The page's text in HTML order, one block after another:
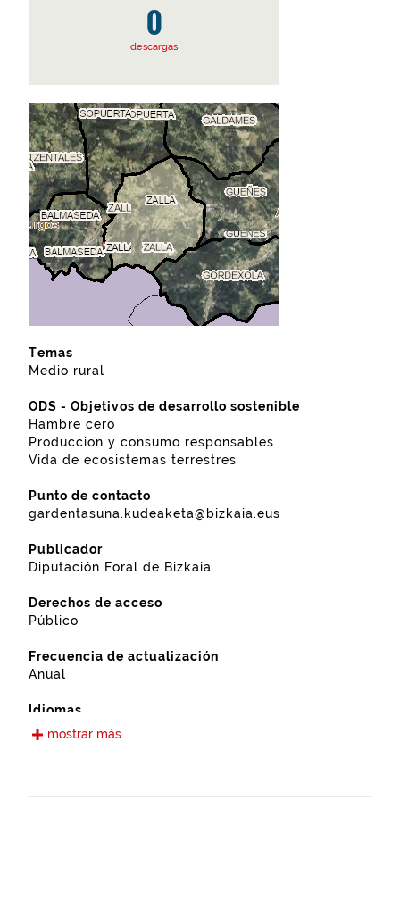
0
descargas
Temas
Medio rural
ODS - Objetivos de desarrollo sostenible
Hambre cero
Produccion y consumo responsables
Vida de ecosistemas terrestres
Punto de contacto
gardentasuna.kudeaketa@bizkaia.eus
Publicador
Diputación Foral de Bizkaia
Derechos de acceso
Público
Frecuencia de actualización
Anual
Idiomas
Castellano
mostrar más